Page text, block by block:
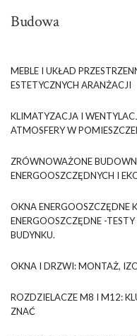
Budowa
MEBLE I UKŁAD
ESTETYCZNYCH ARANŻACJI
KLIMATYZACJA I
ATMOSFERY W
ZRÓWNOWAŻONE
ENERGOOSZCZĘDNYCH I
OKNA ENERGOOSZCZĘDNE
ENERGOOSZCZĘDNE -
BUDYNKU.
OKNA I DRZWI: MONTAŻ,
ROZDZIELACZE M8 I M12:
ZNAĆ